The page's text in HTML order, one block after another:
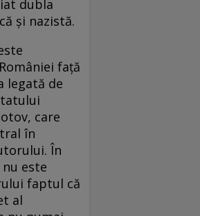
dubla
şi nazistă.
faţă
legată de
care
în
În
este
faptul că
al